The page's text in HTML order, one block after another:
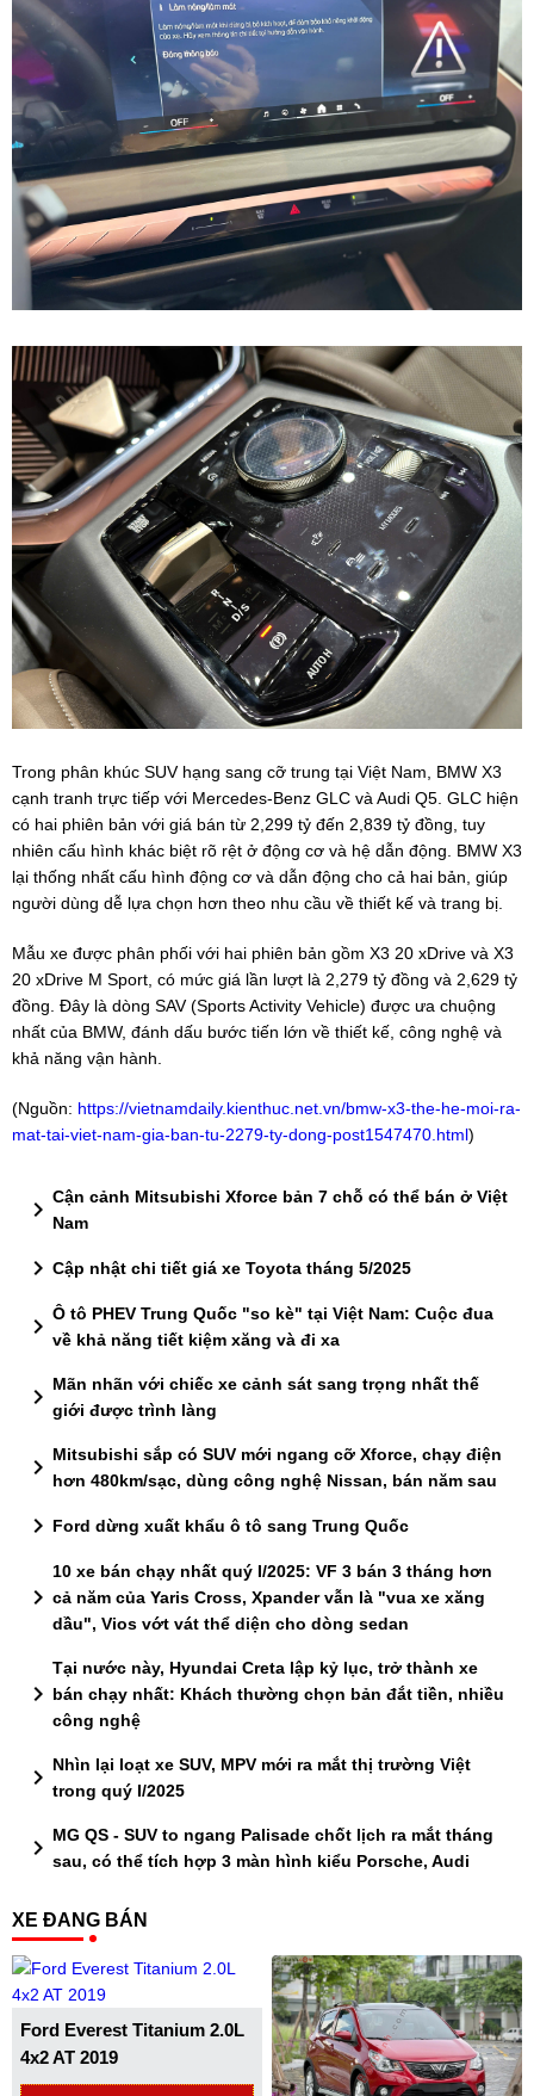
Trong phân khúc SUV hạng sang cỡ trung tại Việt Nam, BMW X3
cạnh tranh trực tiếp với Mercedes-Benz GLC và Audi Q5. GLC hiện
có hai phiên bản với giá bán từ 2,299 tỷ đến 2,839 tỷ đồng, tuy
nhiên cấu hình khác biệt rõ rệt ở động cơ và hệ dẫn động. BMW X3
lại thống nhất cấu hình động cơ và dẫn động cho cả hai bản, giúp
người dùng dễ lựa chọn hơn theo nhu cầu về thiết kế và trang bị.
Mẫu xe được phân phối với hai phiên bản gồm X3 20 xDrive và X3
20 xDrive M Sport, có mức giá lần lượt là 2,279 tỷ đồng và 2,629 tỷ
đồng. Đây là dòng SAV (Sports Activity Vehicle) được ưa chuộng
nhất của BMW, đánh dấu bước tiến lớn về thiết kế, công nghệ và
khả năng vận hành.
(Nguồn: https://vietnamdaily.kienthuc.net.vn/bmw-x3-the-he-moi-ra-
mat-tai-viet-nam-gia-ban-tu-2279-ty-dong-post1547470.html)
chevron_right Cận cảnh Mitsubishi Xforce bản 7 chỗ có thể bán ở Việt
Nam
chevron_right Cập nhật chi tiết giá xe Toyota tháng 5/2025
chevron_right Ô tô PHEV Trung Quốc "so kè" tại Việt Nam: Cuộc đua
về khả năng tiết kiệm xăng và đi xa
chevron_right Mãn nhãn với chiếc xe cảnh sát sang trọng nhất thế
giới được trình làng
chevron_right Mitsubishi sắp có SUV mới ngang cỡ Xforce, chạy điện
hơn 480km/sạc, dùng công nghệ Nissan, bán năm sau
chevron_right Ford dừng xuất khẩu ô tô sang Trung Quốc
chevron_right
10 xe bán chạy nhất quý I/2025: VF 3 bán 3 tháng hơn
cả năm của Yaris Cross, Xpander vẫn là "vua xe xăng
dầu", Vios vớt vát thể diện cho dòng sedan
chevron_right
Tại nước này, Hyundai Creta lập kỷ lục, trở thành xe
bán chạy nhất: Khách thường chọn bản đắt tiền, nhiều
công nghệ
chevron_right Nhìn lại loạt xe SUV, MPV mới ra mắt thị trường Việt
trong quý I/2025
chevron_right MG QS - SUV to ngang Palisade chốt lịch ra mắt tháng
sau, có thể tích hợp 3 màn hình kiểu Porsche, Audi
XE ĐANG BÁN
Ford Everest Titanium 2.0L
4x2 AT 2019